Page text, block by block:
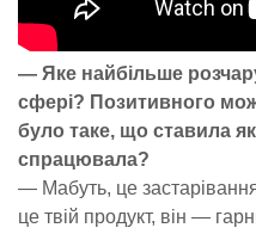
— Яке найбільше
сфері? Позитивного
було таке, що ставила
спрацювала?
— Мабуть, це
це твій продукт, він —